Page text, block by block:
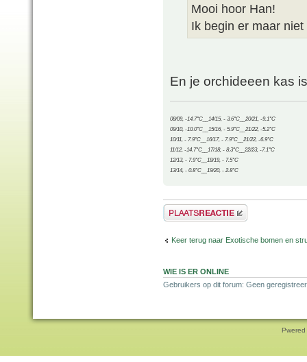
Mooi hoor Han!
Ik begin er maar
En je orchideeen kas
08/09, -14.7°C__14/15, - 3.6°C__20/21, -9.1°C
09/10, -10.0°C__15/16, - 5.9°C__21/22, -5.2°C
10/11, - 7.9°C__16/17, - 7.9°C__21/22, -6.9°C
11/12, -14.7°C__17/18, - 8.3°C__22/23, -7.1°C
12/13, - 7.9°C__18/19, - 7.5°C
13/14, - 0.8°C__19/20, - 2.8°C
Plaats een reactie
Keer terug naar Exotische bomen en
WIE IS ER ONLINE
Gebruikers op dit forum: Geen